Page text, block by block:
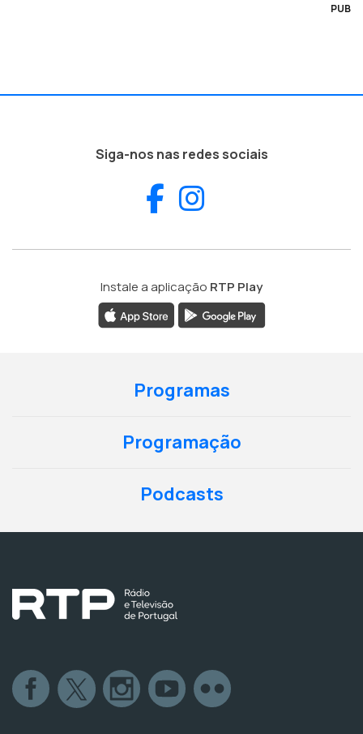
PUB
Siga-nos nas redes sociais
Facebook
Instale a aplicação RTP Play
Programas
Programação
Podcasts